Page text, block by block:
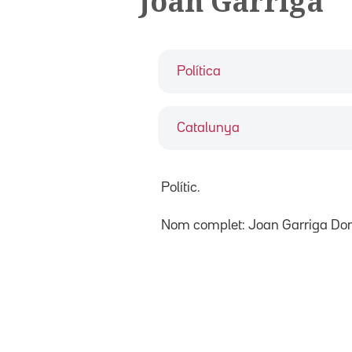
Política
Catalunya
Polític.
Nom complet: Joan Garriga